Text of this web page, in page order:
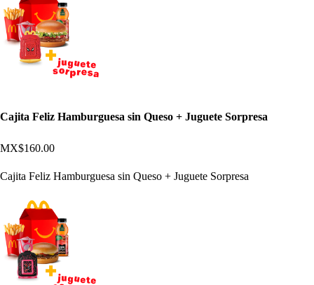
Cajita Feliz Hamburguesa sin Queso + Juguete Sorpresa
MX$160.00
Cajita Feliz Hamburguesa sin Queso + Juguete Sorpresa